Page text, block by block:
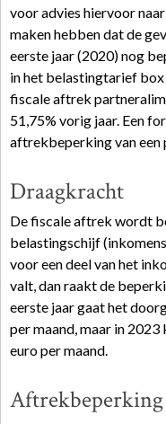
voor advies hiervoor
maken hebben dat de
eerste jaar (2020) nog
in het belastingtarief
fiscale aftrek
51,75% vorig jaar. Een
aftrekbeperking van een
Draagkracht
De fiscale aftrek wordt
belastingschijf
voor een deel van het
valt, dan raakt de
eerste jaar gaat het
per maand, maar in
euro per maand.
Aftrekbeperking